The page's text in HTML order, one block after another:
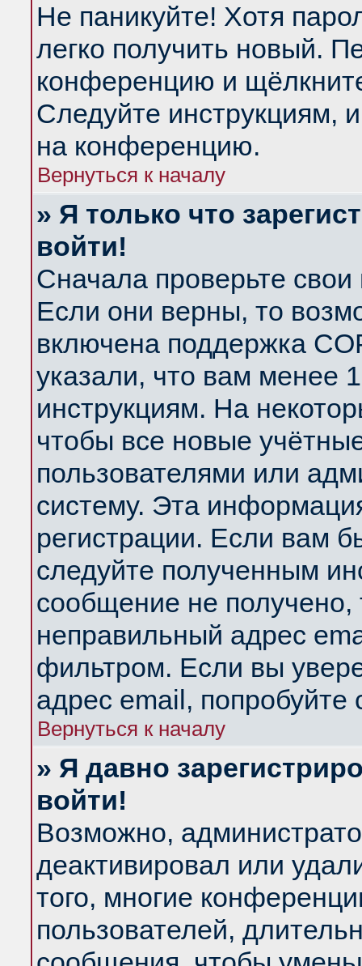
Не паникуйте! Хотя
легко получить новый.
конференцию и
Следуйте инструкциям,
на конференцию.
Вернуться к началу
» Я только что
войти!
Сначала проверьте
Если они верны, то
включена поддержка
указали, что вам менее
инструкциям. На
чтобы все новые
пользователями или
систему. Эта
регистрации. Если вам
следуйте полученным
сообщение не получено,
неправильный адрес
фильтром. Если вы
адрес email, попробуйте
Вернуться к началу
» Я давно
войти!
Возможно,
деактивировал или
того, многие
пользователей,